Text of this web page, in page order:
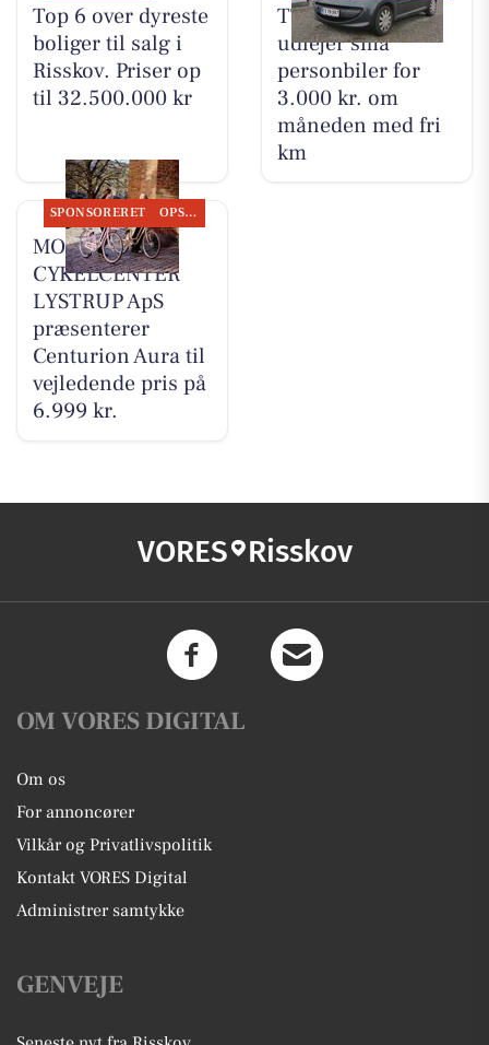
Top 6 over dyreste
boliger til salg i
Risskov. Priser op
til 32.500.000 kr
TT CARS ApS
udlejer små
personbiler for
3.000 kr. om
måneden med fri
km
SPONSORERET OPSLAGSTAVLEN
MOSQUITO
CYKELCENTER
LYSTRUP ApS
præsenterer
Centurion Aura til
vejledende pris på
6.999 kr.
VORES Risskov
OM VORES DIGITAL
Om os
For annoncører
Vilkår og Privatlivspolitik
Kontakt VORES Digital
Administrer samtykke
GENVEJE